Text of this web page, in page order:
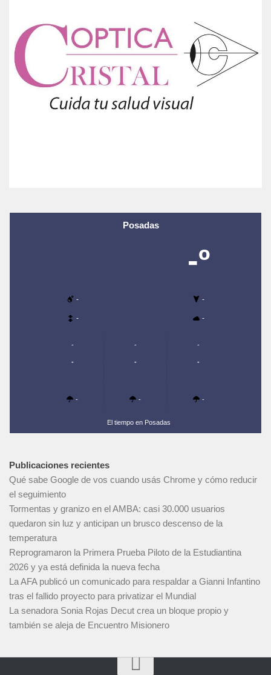
Posadas
-º
- -
- -
-
-
-
-
-
-
-
-
-
El tiempo en Posadas
Publicaciones recientes
Qué sabe Google de vos cuando usás Chrome y cómo reducir
el seguimiento
Tormentas y granizo en el AMBA: casi 30.000 usuarios
quedaron sin luz y anticipan un brusco descenso de la
temperatura
Reprogramaron la Primera Prueba Piloto de la Estudiantina
2026 y ya está definida la nueva fecha
La AFA publicó un comunicado para respaldar a Gianni Infantino
tras el fallido proyecto para privatizar el Mundial
La senadora Sonia Rojas Decut crea un bloque propio y
también se aleja de Encuentro Misionero